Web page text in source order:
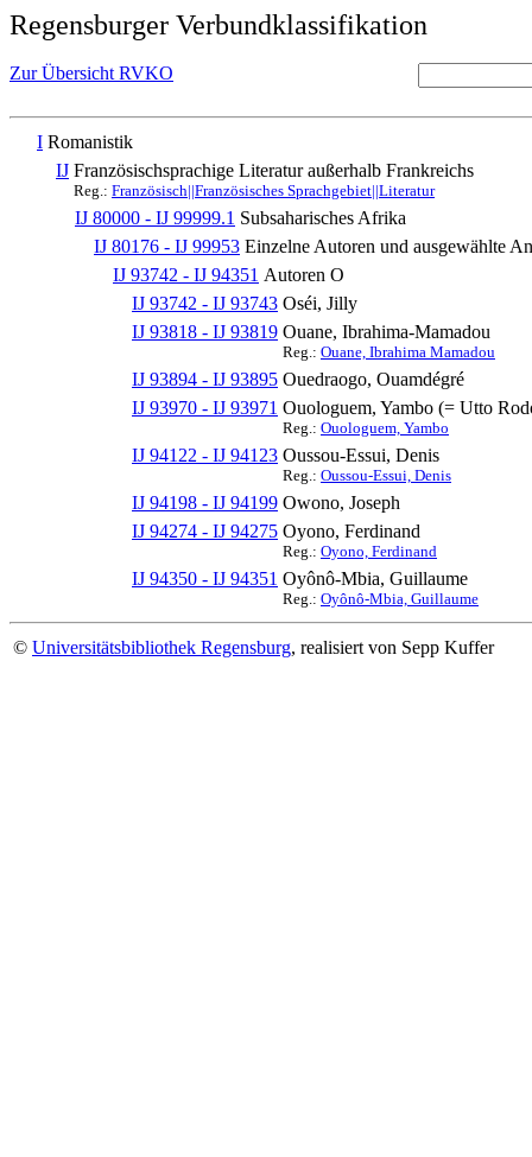
Regensburger Verbundklassifikation
Zur Übersicht RVKO
I Romanistik
IJ Französischsprachige Literatur außerhalb Frankreichs
Reg.: Französisch||Französisches Sprachgebiet||Literatur
IJ 80000 - IJ 99999.1 Subsaharisches Afrika
IJ 80176 - IJ 99953 Einzelne Autoren und ausgewählte
IJ 93742 - IJ 94351 Autoren O
IJ 93742 - IJ 93743 Oséi, Jilly
IJ 93818 - IJ 93819 Ouane, Ibrahima-Mamadou
Reg.: Ouane, Ibrahima Mamadou
IJ 93894 - IJ 93895 Ouedraogo, Ouamdégré
IJ 93970 - IJ 93971 Ouologuem, Yambo (= Utto
Reg.: Ouologuem, Yambo
IJ 94122 - IJ 94123 Oussou-Essui, Denis
Reg.: Oussou-Essui, Denis
IJ 94198 - IJ 94199 Owono, Joseph
IJ 94274 - IJ 94275 Oyono, Ferdinand
Reg.: Oyono, Ferdinand
IJ 94350 - IJ 94351 Oyônô-Mbia, Guillaume
Reg.: Oyônô-Mbia, Guillaume
© Universitätsbibliothek Regensburg, realisiert von Sepp Kuffer